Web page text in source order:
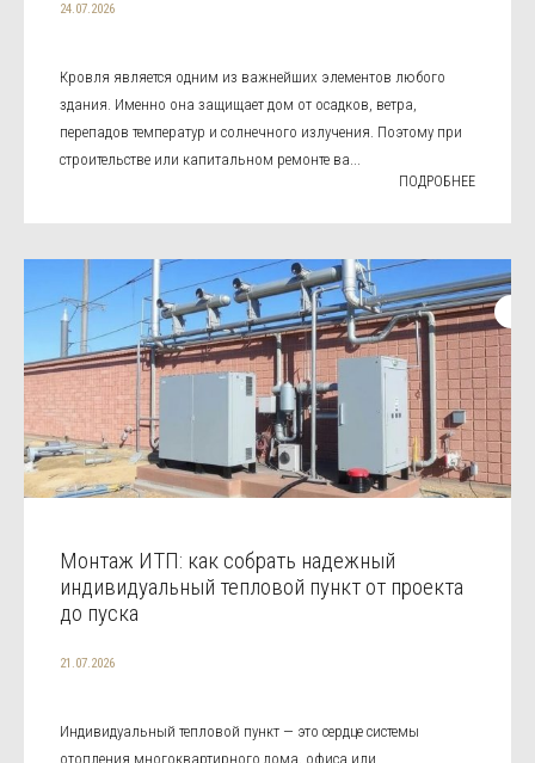
24.07.2026
Кровля является одним из важнейших элементов любого
здания. Именно она защищает дом от осадков, ветра,
перепадов температур и солнечного излучения. Поэтому при
строительстве или капитальном ремонте ва...
ПОДРОБНЕЕ
Монтаж ИТП: как собрать надежный
индивидуальный тепловой пункт от проекта
до пуска
21.07.2026
Индивидуальный тепловой пункт — это сердце системы
отопления многоквартирного дома, офиса или